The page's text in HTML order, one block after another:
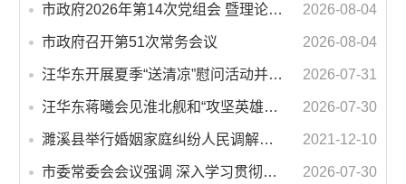
市政府2026年第14次党组会 暨理论学习中心组学习会议召开 蒋曦主持会议并讲话 2026-08-04
市政府召开第51次常务会议 2026-08-04
汪华东开展夏季“送清凉”慰问活动并调研专门教育工作 落实落细防暑降温措施 用心用情关爱一线职工 2026-07-31
汪华东蒋曦会见淮北舰和“攻坚英雄连”官兵代表 2026-07-30
濉溪县举行婚姻家庭纠纷人民调解委员会暨调解志愿者服务团成立仪式 2021-12-10
市委常委会会议强调 深入学习贯彻习近平总书记重要讲话指示精神 高质量推进城市更新 不断提升本质安全水平 汪华东主持会议 2026-07-30